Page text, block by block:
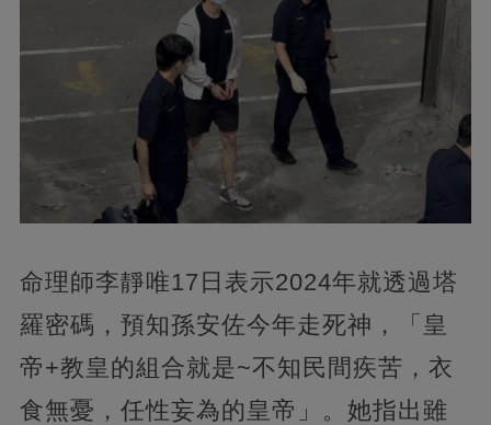
命理師李靜唯17日表示2024年就透過塔
羅密碼，預知孫安佐今年走死神，「皇
帝+教皇的組合就是~不知民間疾苦，衣
食無憂，任性妄為的皇帝」。她指出雖